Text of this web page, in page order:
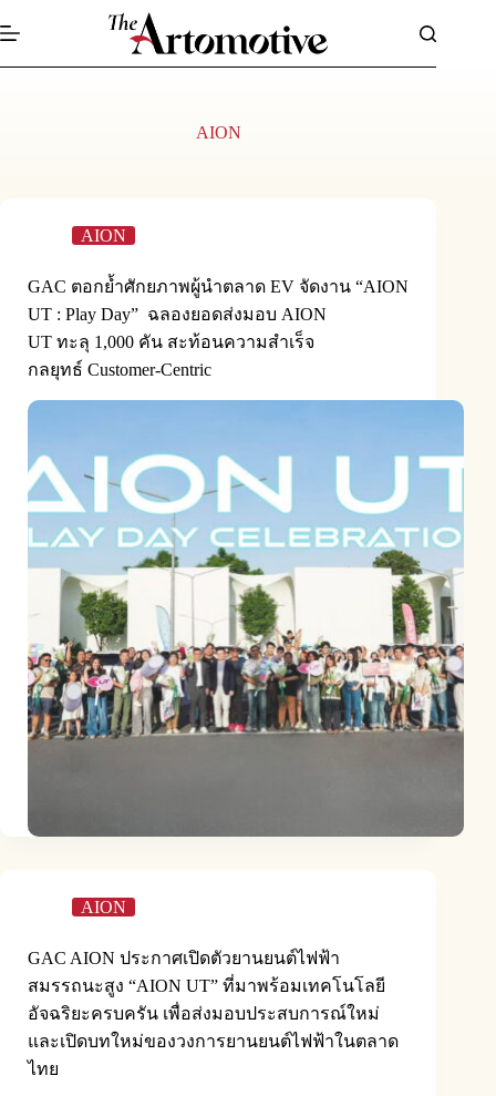
to
AION
AION
GAC ตอกย้ำศักยภาพผู้นำตลาด EV จัดงาน “AION
UT : Play Day” ฉลองยอดส่งมอบ AION
UT ทะลุ 1,000 คัน สะท้อนความสำเร็จ
กลยุทธ์ Customer-Centric
AION
GAC AION ประกาศเปิดตัวยานยนต์ไฟฟ้า
สมรรถนะสูง “AION UT” ที่มาพร้อมเทคโนโลยี
อัจฉริยะครบครัน เพื่อส่งมอบประสบการณ์ใหม่
และเปิดบทใหม่ของวงการยานยนต์ไฟฟ้าในตลาด
ไทย